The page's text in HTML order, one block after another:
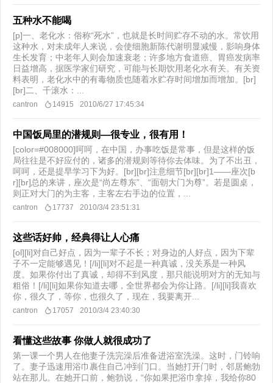
五种水不能喝
[p]一、老化水：俗称“死水”，也就是长时间贮存不动的水。常饮用
这种水，对未成年人来说，会使细胞新陈代谢明显减慢，影响身体
生长发育；中老年人则会加速衰老；许多地方食道癌、胃癌发病率
日益增高，据医学家们研究，可能与长期饮用老化水有关。有关资
料表明，老化水中的有毒物质也随着水贮存时间增加而增加。[br]
[br]二、千滚水：...
cantron 14915 2010/6/27 17:45:34
中国饭局里的潜规则—很专业，很有用！
[color=#008000]呵呵，在中国，办事吃饭是常事，但是这样的饭
局往往是不好应付的，诸多的潜规则等待你去体味。为了不出丑，
呵呵，还是提早学习下为好。[br][br]注意细节[br][br]1——座次[b
r][br]总的来讲，座次是“尚左尊东”、“面朝大门为尊”。若是圆桌，
则正对大门的为主客，主客左右手边的位置，...
cantron 17737 2010/3/4 23:51:31
这些话好帅，经典得让人心痛
[ol][li]对自己好点，因为一辈子不长；对身边的人好点，因为下辈
子不一定能够遇见！[/li][li]对不起是一种真诚，没关系是一种风
度。如果你付出了真诚，却得不到风度，那只能说明对方的无知与
粗俗！[/li][li]如果你知道去哪，全世界都会为你让路。[/li][li]我喜欢
你，很久了，等你，也很久了，现在，我要离开...
cantron 17057 2010/3/4 23:40:30
看懂这些故事 你做人就很成功了
第一课一个男人在他妻子洗完澡后准备进浴室洗澡。这时，门铃响
了。妻子迅速用浴巾裹住自己冲到门口。当她打开门时，邻居鲍勃
站在那儿。在她开口前，鲍勃说，“你如果把浴巾拿掉，我给你80